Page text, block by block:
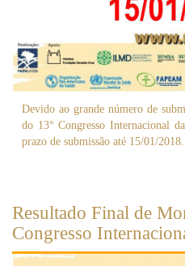
Devido ao grande número de
do 13° Congresso Internacional
prazo de submissão até 15/01/
Resultado Final de
Congresso